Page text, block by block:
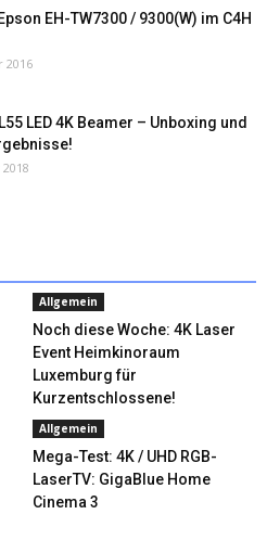
EH-TW7300 / 9300(W) im C4H
2016
LED 4K Beamer – Unboxing und
Allgemein
Noch diese Woche: 4K Laser
Event Heimkinoraum
Luxemburg für
Kurzentschlossene!
Allgemein
Mega-Test: 4K / UHD RGB-
LaserTV: GigaBlue Home
Cinema 3